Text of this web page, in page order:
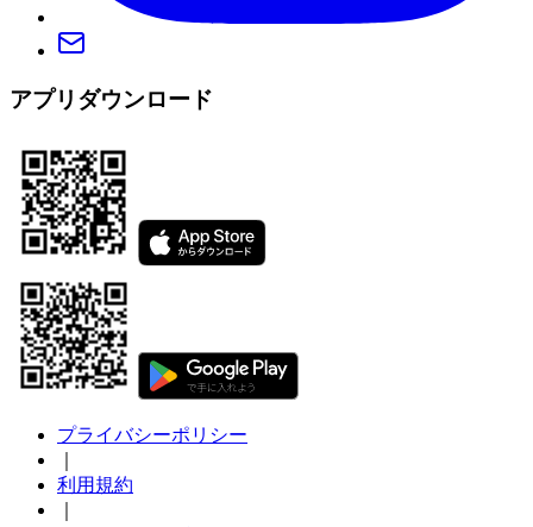
アプリダウンロード
プライバシーポリシー
利用規約